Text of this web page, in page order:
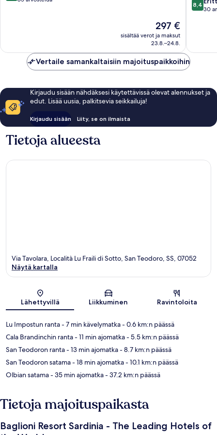
Hinta
on
297 €
297 €
sisältää verot ja maksut
23.8.–24.8.
member
of
Teodoro
kautta
8,4
30
Vertaile samankaltaisiin majoituspaikkoihin
Kirjaudu sisään nähdäksesi käytettävissä olevat alennukset ja
edut. Lisää uusia, palkitsevia seikkailuja!
Kirjaudu sisään Liity, se on ilmaista
Tietoja alueesta
Kartta
Via Tavolara, Località Lu Fraili di Sotto, San Teodoro, SS, 07052
Näytä kartalla
Lähettyvillä Liikkuminen Ravintoloita
Lu Impostun ranta- 7 min kävelymatka- 0.6 km:n päässä
Cala Brandinchin ranta- 11 min ajomatka- 5.5 km:n päässä
San Teodoron ranta- 13 min ajomatka- 8.7 km:n päässä
San Teodoron satama- 18 min ajomatka- 10.1 km:n päässä
Olbian satama- 35 min ajomatka- 37.2 km:n päässä
Tietoja majoituspaikasta
Baglioni Resort Sardinia - The Leading Hotels of